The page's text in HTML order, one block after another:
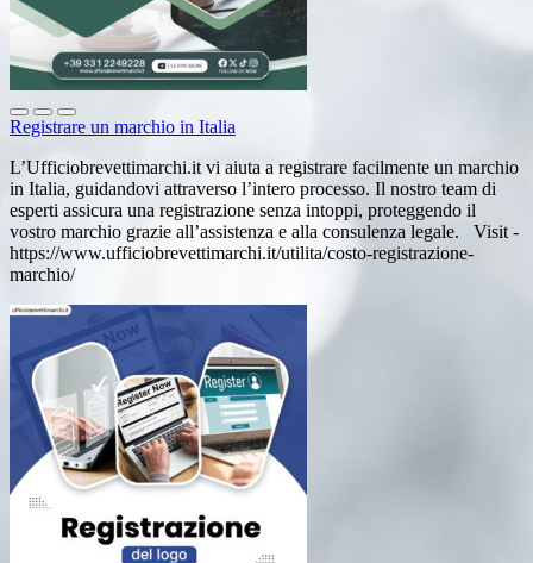
Registrare un marchio in Italia
L’Ufficiobrevettimarchi.it vi aiuta a registrare facilmente un marchio
in Italia, guidandovi attraverso l’intero processo. Il nostro team di
esperti assicura una registrazione senza intoppi, proteggendo il
vostro marchio grazie all’assistenza e alla consulenza legale. Visit -
https://www.ufficiobrevettimarchi.it/utilita/costo-registrazione-
marchio/